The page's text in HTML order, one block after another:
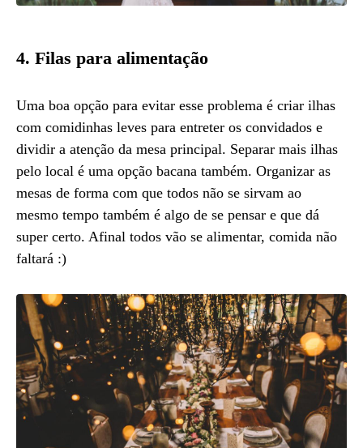
4. Filas para alimentação
Uma boa opção para evitar esse problema é criar ilhas
com comidinhas leves para entreter os convidados e
dividir a atenção da mesa principal. Separar mais ilhas
pelo local é uma opção bacana também. Organizar as
mesas de forma com que todos não se sirvam ao
mesmo tempo também é algo de se pensar e que dá
super certo. Afinal todos vão se alimentar, comida não
faltará :)